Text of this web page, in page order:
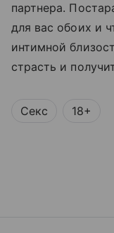
партнера.
для вас обоих и
интимной
страсть и
Секс 18+